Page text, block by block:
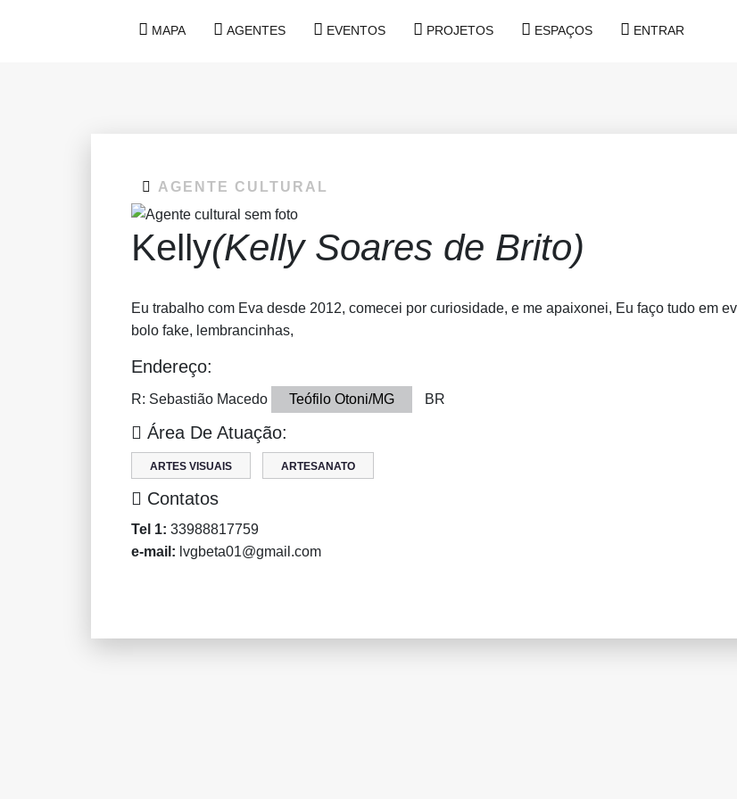
MAPA AGENTES EVENTOS PROJETOS ESPAÇOS ENTRAR
AGENTE CULTURAL
Kelly(Kelly Soares de Brito)
Eu trabalho com Eva desde 2012, comecei por curiosidade, e me apaixonei, Eu faço tudo em
bolo fake, lembrancinhas,
Endereço:
R: Sebastião Macedo Teófilo Otoni/MG BR
Área De Atuação:
ARTES VISUAIS ARTESANATO
Contatos
Tel 1: 33988817759
e-mail: lvgbeta01@gmail.com